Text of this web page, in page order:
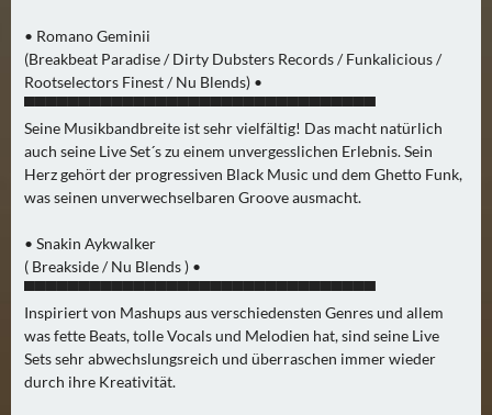
N
(
0
N
Ä
H
S
E
R
F
• Romano Geminii
(Breakbeat Paradise / Dirty Dubsters Records / Funkalicious /
Rootselectors Finest / Nu Blends) •
▀▀▀▀▀▀▀▀▀▀▀▀▀▀▀▀▀▀▀▀▀▀▀▀▀▀▀▀▀▀▀▀
Seine Musikbandbreite ist sehr vielfältig! Das macht natürlich
auch seine Live Set´s zu einem unvergesslichen Erlebnis. Sein
Herz gehört der progressiven Black Music und dem Ghetto Funk,
was seinen unverwechselbaren Groove ausmacht.
• Snakin Aykwalker
( Breakside / Nu Blends ) •
▀▀▀▀▀▀▀▀▀▀▀▀▀▀▀▀▀▀▀▀▀▀▀▀▀▀▀▀▀▀▀▀
Inspiriert von Mashups aus verschiedensten Genres und allem
was fette Beats, tolle Vocals und Melodien hat, sind seine Live
Sets sehr abwechslungsreich und überraschen immer wieder
durch ihre Kreativität.